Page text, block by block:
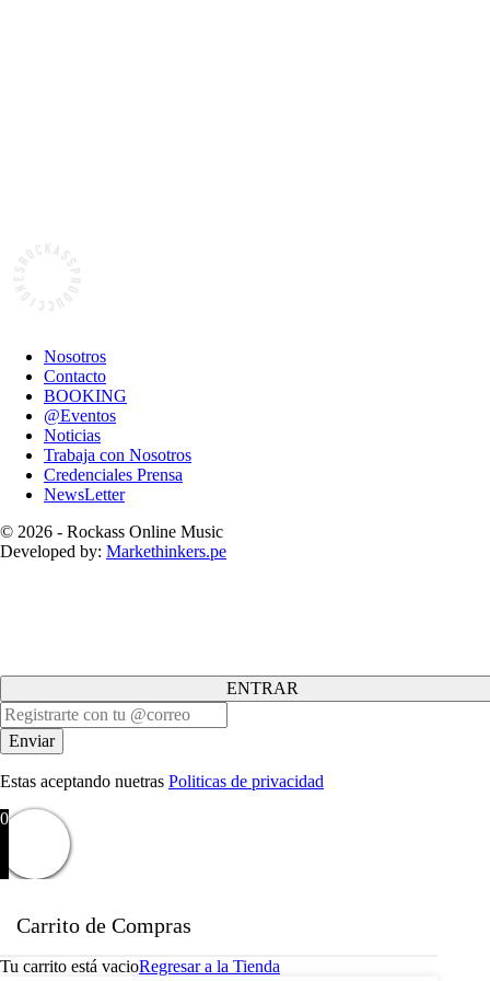
Nosotros
Contacto
BOOKING
@Eventos
Noticias
Trabaja con Nosotros
Credenciales Prensa
NewsLetter
© 2026 - Rockass Online Music
Developed by: Markethinkers.pe
ENTRAR
Estas aceptando nuetras Politicas de privacidad
0
Carrito de Compras
Tu carrito está vacioRegresar a la Tienda